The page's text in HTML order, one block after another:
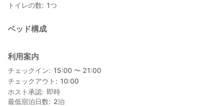
トイレの数
1つ
ベッド構成
利用案内
チェックイン
15:00 〜 21:00
チェックアウト
10:00
ホスト承認
即時
最低宿泊日数
2泊